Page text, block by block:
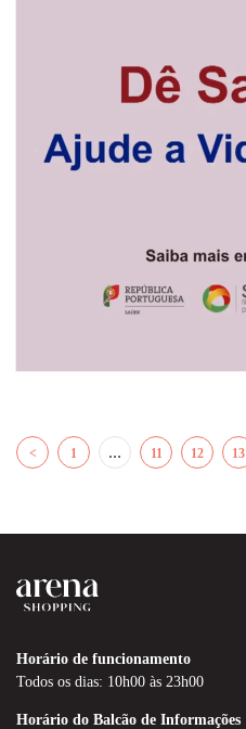
< 1 … 11 12 13
Horário de funcionamento
Todos os dias: 10h00 às 23h00
Horário do Balcão de Informações